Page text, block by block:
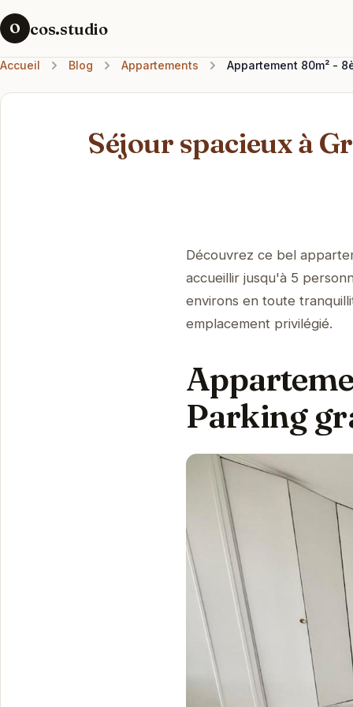
O cos.studio
Accueil Blog Appartements Appartement 80m² -
Séjour spacieux à
Découvrez ce bel
accueillir jusqu'à 5
environs en toute
emplacement privilégié.
Parking